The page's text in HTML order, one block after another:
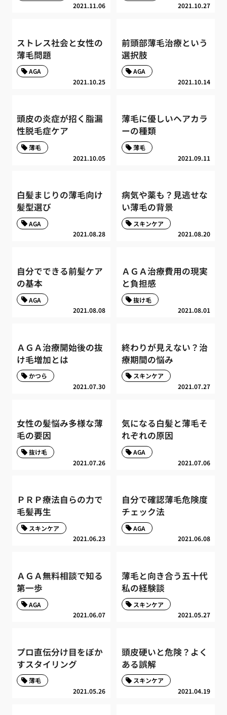
2021.11.06 2021.10.27
ストレス社会と女性の
薄毛問題
2021.10.25
AGA
前頭部薄毛治療という
選択肢
2021.10.14
AGA
頭皮の炎症が招く脂漏
性脱毛症ケア
2021.10.05
薄毛
薄毛に優しいヘアカラ
ーの種類
2021.09.11
薄毛
白髪まじりの薄毛向け
髪型選び
2021.08.28
AGA
病気や薬も？見逃せな
い薄毛の背景
2021.08.20
スキンケア
自分でできる前髪ケア
の基本
2021.08.08
AGA
ＡＧＡ治療費用の現実
と負担感
2021.08.01
抜け毛
ＡＧＡ治療開始後の抜
け毛増加とは
2021.07.30
かつら
終わりが見えない？治
療期間の悩み
2021.07.27
スキンケア
女性の髪悩み多様な薄
毛の要因
2021.07.26
抜け毛
気になる白髪と薄毛そ
れぞれの原因
2021.07.06
AGA
ＰＲＰ療法自らの力で
毛髪再生
2021.06.23
スキンケア
自分で確認薄毛危険度
チェック法
2021.06.08
AGA
ＡＧＡ無料相談で知る
第一歩
2021.06.07
AGA
薄毛と向き合う五十代
私の経験談
2021.05.27
スキンケア
プロ直伝分け目をぼか
すスタイリング
2021.05.26
薄毛
頭皮硬いと危険？よく
ある誤解
2021.04.19
スキンケア